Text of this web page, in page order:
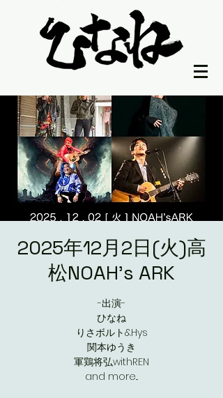
2025年12月2日(火)高
松NOAH's ARK
-出演-
ひなね
りさボルト&Hys
関本ゆうき
軍鶏将弘withREN
and more...